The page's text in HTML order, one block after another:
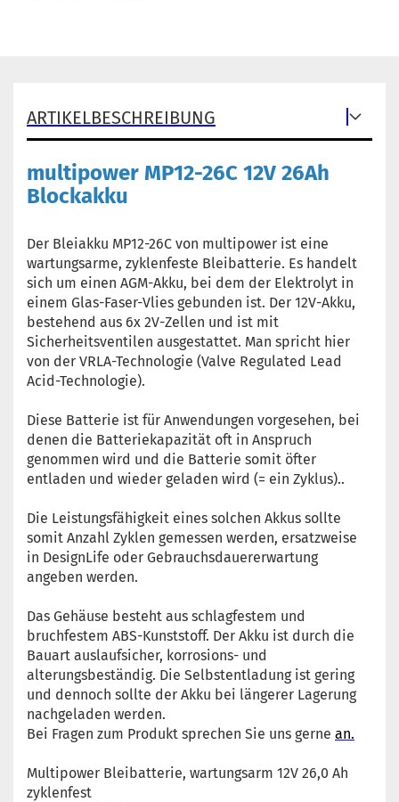
ARTIKELBESCHREIBUNG
multipower MP12-26C 12V 26Ah
Blockakku
Der Bleiakku MP12-26C von multipower ist eine
wartungsarme, zyklenfeste Bleibatterie. Es handelt
sich um einen AGM-Akku, bei dem der Elektrolyt in
einem Glas-Faser-Vlies gebunden ist. Der 12V-Akku,
bestehend aus 6x 2V-Zellen und ist mit
Sicherheitsventilen ausgestattet. Man spricht hier
von der VRLA-Technologie (Valve Regulated Lead
Acid-Technologie).
Diese Batterie ist für Anwendungen vorgesehen, bei
denen die Batteriekapazität oft in Anspruch
genommen wird und die Batterie somit öfter
entladen und wieder geladen wird (= ein Zyklus)..
Die Leistungsfähigkeit eines solchen Akkus sollte
somit Anzahl Zyklen gemessen werden, ersatzweise
in DesignLife oder Gebrauchsdauererwartung
angeben werden.
Das Gehäuse besteht aus schlagfestem und
bruchfestem ABS-Kunststoff. Der Akku ist durch die
Bauart auslaufsicher, korrosions- und
alterungsbeständig. Die Selbstentladung ist gering
und dennoch sollte der Akku bei längerer Lagerung
nachgeladen werden.
Bei Fragen zum Produkt sprechen Sie uns gerne an.
Multipower Bleibatterie, wartungsarm 12V 26,0 Ah
zyklenfest